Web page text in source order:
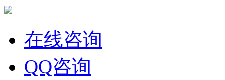
在线咨询
QQ咨询